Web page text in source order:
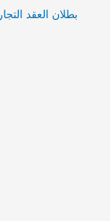
بطلان العقد